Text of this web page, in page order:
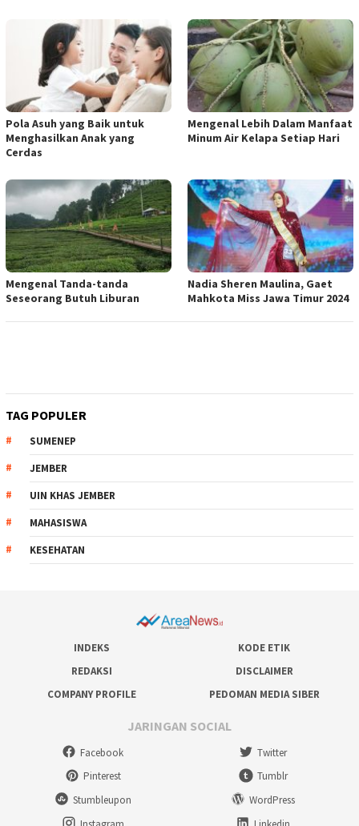
Pola Asuh yang Baik untuk
Menghasilkan Anak yang
Cerdas
Mengenal Lebih Dalam Manfaat
Minum Air Kelapa Setiap Hari
Mengenal Tanda-tanda
Seseorang Butuh Liburan
Nadia Sheren Maulina, Gaet
Mahkota Miss Jawa Timur 2024
TAG POPULER
SUMENEP
JEMBER
UIN KHAS JEMBER
MAHASISWA
KESEHATAN
INDEKS
KODE ETIK
REDAKSI
DISCLAIMER
COMPANY PROFILE
PEDOMAN MEDIA SIBER
JARINGAN SOCIAL
Facebook
Twitter
Pinterest
Tumblr
Stumbleupon
WordPress